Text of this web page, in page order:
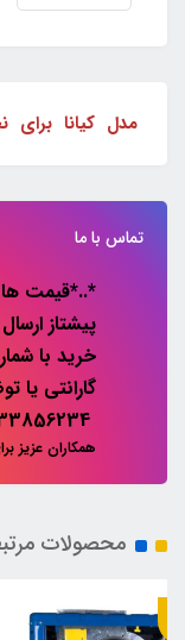
مدل کیانا برای
تماس با ما
*..*قیمت
پیشتاز
خرید با
گارانتی
همکاران عزیز
محصولات
2٪